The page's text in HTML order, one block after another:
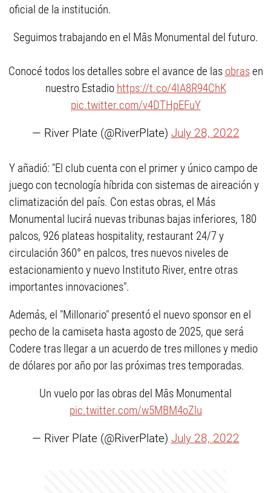
oficial de la institución.
Seguimos trabajando en el Mâs Monumental del futuro.
Conocé todos los detalles sobre el avance de las obrasen
nuestro Estadio https://t.co/4IA8R94ChK
pic.twitter.com/v4DTHpEFuY
— River Plate (@RiverPlate) July 28, 2022
Y añadió: "El club cuenta con el primer y único campo de
juego con tecnología híbrida con sistemas de aireación y
climatización del país. Con estas obras, el Más
Monumental lucirá nuevas tribunas bajas inferiores, 180
palcos, 926 plateas hospitality, restaurant 24/7 y
circulación 360° en palcos, tres nuevos niveles de
estacionamiento y nuevo Instituto River, entre otras
importantes innovaciones".
Además, el "Millonario" presentó el nuevo sponsor en el
pecho de la camiseta hasta agosto de 2025, que será
Codere tras llegar a un acuerdo de tres millones y medio
de dólares por año por las próximas tres temporadas.
Un vuelo por las obras del Mâs Monumental
pic.twitter.com/w5MBM4oZlu
— River Plate (@RiverPlate) July 28, 2022